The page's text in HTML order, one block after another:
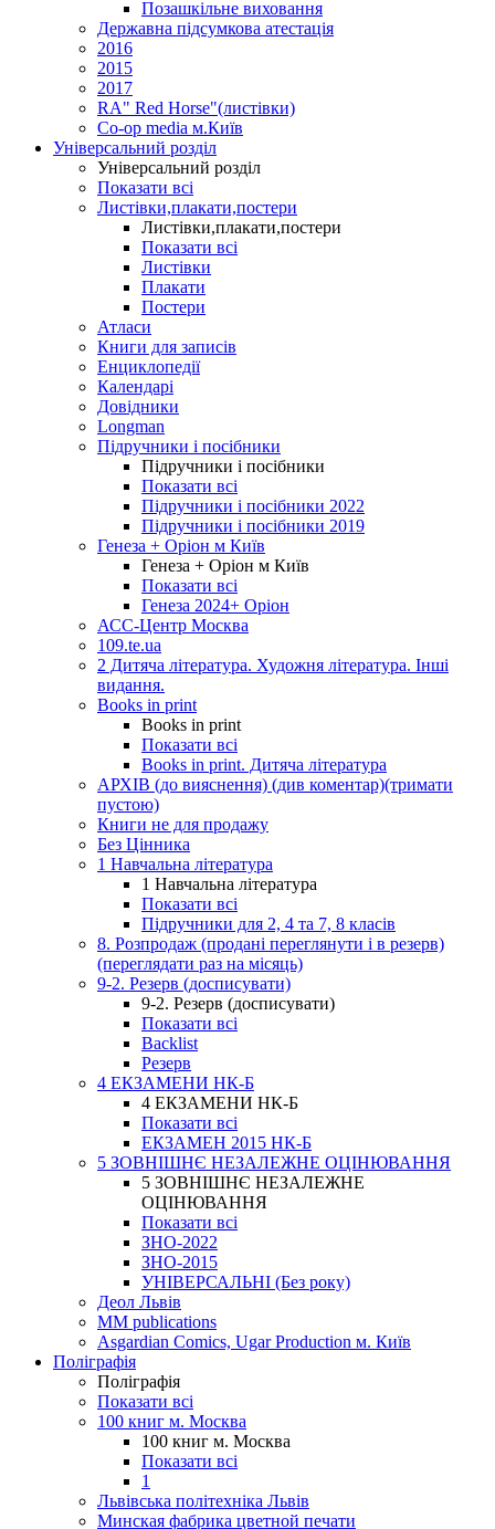
Позашкільне виховання
Державна підсумкова атестація
2016
2015
2017
RA" Red Horse"(листівки)
Co-op media м.Київ
Універсальний розділ
Універсальний розділ
Показати всі
Листівки,плакати,постери
Листівки,плакати,постери
Показати всі
Листівки
Плакати
Постери
Атласи
Книги для записів
Енциклопедії
Календарі
Довідники
Longman
Підручники і посібники
Підручники і посібники
Показати всі
Підручники і посібники 2022
Підручники і посібники 2019
Генеза + Оріон м Київ
Генеза + Оріон м Київ
Показати всі
Генеза 2024+ Оріон
АСС-Центр Москва
109.te.ua
2 Дитяча література. Художня література. Інші
видання.
Books in print
Books in print
Показати всі
Books in print. Дитяча література
АРХІВ (до вияснення) (див коментар)(тримати
пустою)
Книги не для продажу
Без Цінника
1 Навчальна література
1 Навчальна література
Показати всі
Підручники для 2, 4 та 7, 8 класів
8. Розпродаж (продані переглянути і в резерв)
(переглядати раз на місяць)
9-2. Резерв (досписувати)
9-2. Резерв (досписувати)
Показати всі
Backlist
Резерв
4 ЕКЗАМЕНИ НК-Б
4 ЕКЗАМЕНИ НК-Б
Показати всі
ЕКЗАМЕН 2015 НК-Б
5 ЗОВНІШНЄ НЕЗАЛЕЖНЕ ОЦІНЮВАННЯ
5 ЗОВНІШНЄ НЕЗАЛЕЖНЕ
ОЦІНЮВАННЯ
Показати всі
ЗНО-2022
ЗНО-2015
УНІВЕРСАЛЬНІ (Без року)
Деол Львів
MM publications
Asgardian Comics, Ugar Production м. Київ
Поліграфія
Поліграфія
Показати всі
100 книг м. Москва
100 книг м. Москва
Показати всі
1
Львівська політехніка Львів
Минская фабрика цветной печати